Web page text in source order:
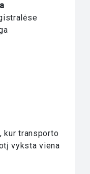
kur transporto
vyksta viena